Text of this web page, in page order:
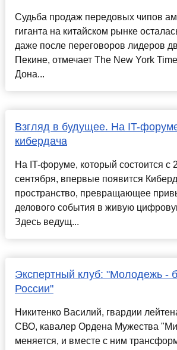
Судьба продаж передовых чипов
гиганта на китайском рынке
даже после переговоров лидеров
Пекине, отмечает The New York
Дона...
Взгляд в будущее. На IT-
кибердача
На IT-форуме, который состоится с
сентября, впервые появится
пространство, превращающее
делового события в живую
Здесь ведущ...
Экспертный клуб: "Молодежь -
России"
Никитенко Василий, гвардии
СВО, кавалер Ордена Мужества
меняется, и вместе с ним